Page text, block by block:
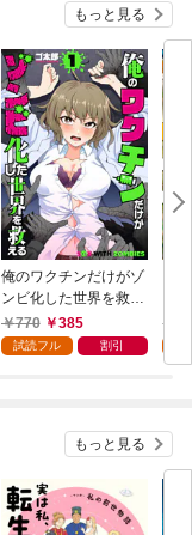
もっと見る
俺のワクチンだけがゾ
ンビ化した世界を救え
る 1巻
770 385
試読フル 割引
もっと見る